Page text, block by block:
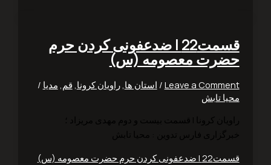
قسمت22 | ضدعفونی کردن حرم
معصومه (س)
Leave a
/استان ها , راویان کرونا,قم,مدیا/